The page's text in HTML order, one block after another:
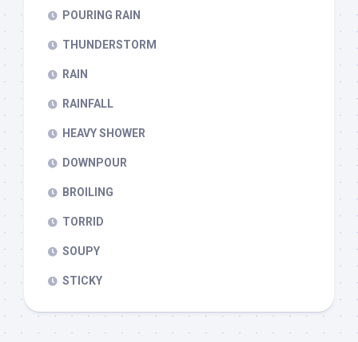
POURING RAIN
THUNDERSTORM
RAIN
RAINFALL
HEAVY SHOWER
DOWNPOUR
BROILING
TORRID
SOUPY
STICKY